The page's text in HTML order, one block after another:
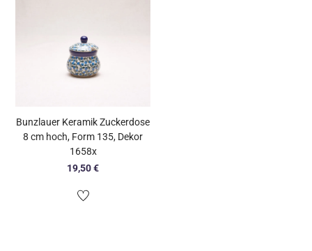
Bunzlauer Keramik Zuckerdose
8 cm hoch, Form 135, Dekor
1658x
19,50€